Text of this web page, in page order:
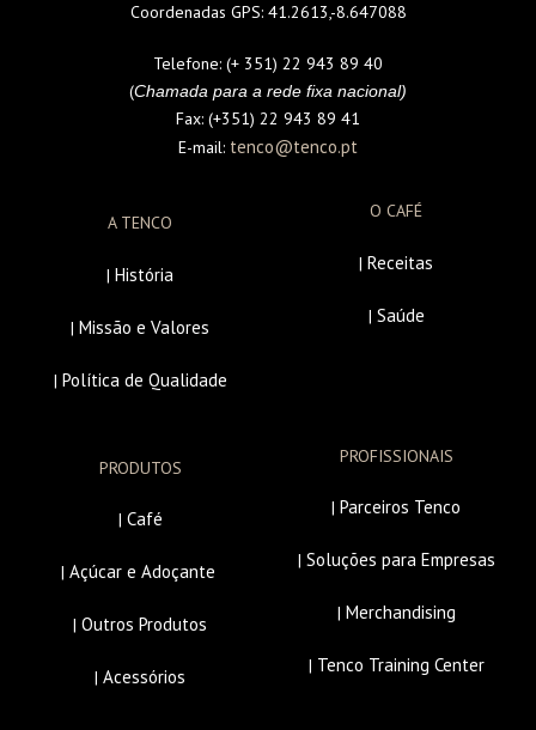
Coordenadas GPS:41.2613,-8.647088
Telefone: (+ 351) 22 943 89 40
(Chamada para a rede fixa nacional)
Fax: (+351) 22 943 89 41
E-mail: tenco@tenco.pt
A TENCO
| História
| Missão e Valores
| Política de Qualidade
O CAFÉ
| Receitas
| Saúde
PRODUTOS
| Café
| Açúcar e Adoçante
| Outros Produtos
| Acessórios
PROFISSIONAIS
| Parceiros Tenco
| Soluções para Empresas
| Merchandising
| Tenco Training Center